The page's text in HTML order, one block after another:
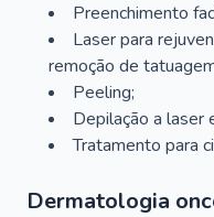
Preenchimento
Laser para
remoção de
Peeling;
Depilação a laser
Tratamento para
Dermatologia